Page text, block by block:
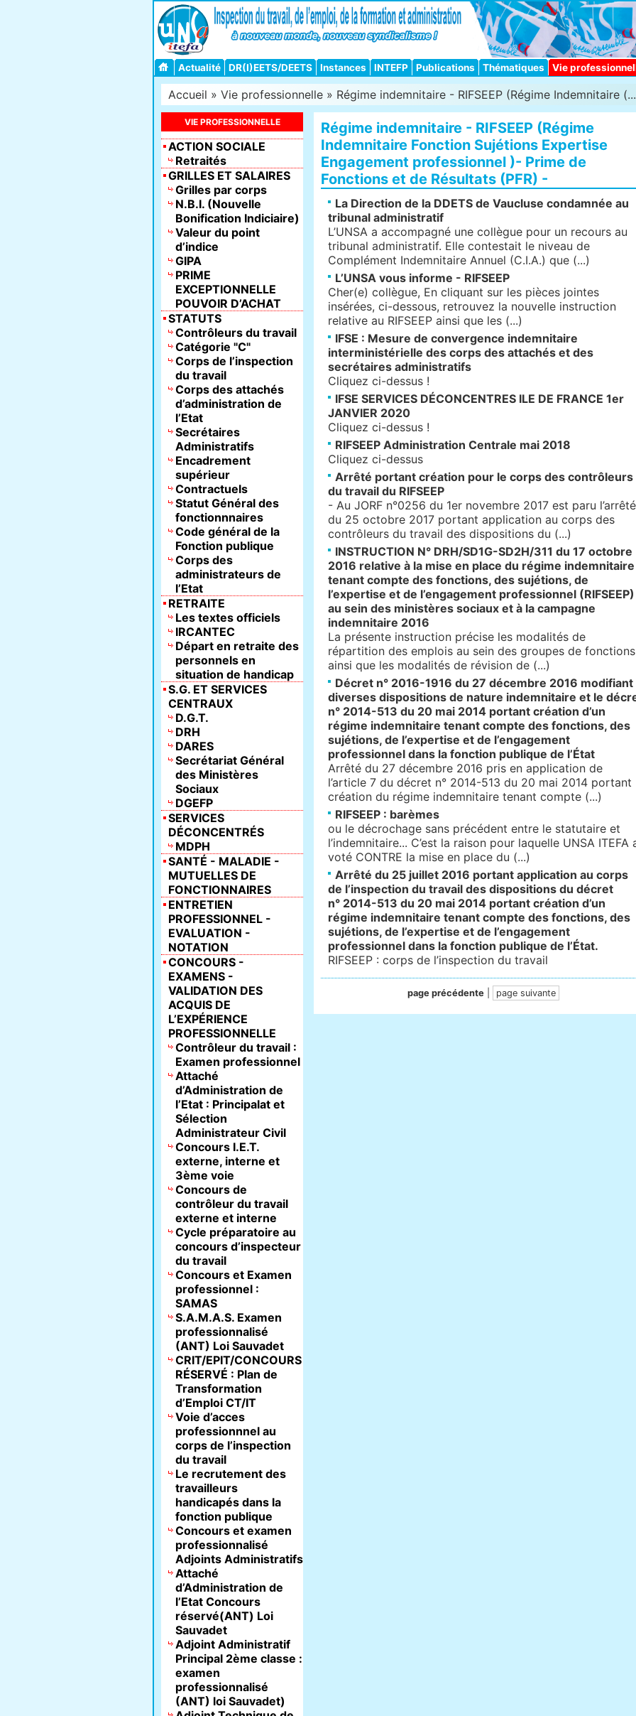
Actualité DR(I)EETS/DEETS Instances INTEFP Publications Thématiques Vie
Accueil » Vie professionnelle » Régime indemnitaire - RIFSEEP (Régime Indemnitaire
Régime indemnitaire - RIFSEEP (Régime
Indemnitaire Fonction Sujétions Expertise
Engagement professionnel )- Prime de
Fonctions et de Résultats (PFR) -
La Direction de la DDETS de Vaucluse condamnée au
tribunal administratif
L’UNSA a accompagné une collègue pour un recours au
tribunal administratif. Elle contestait le niveau de
Complément Indemnitaire Annuel (C.I.A.) que (...)
L’UNSA vous informe - RIFSEEP
Cher(e) collègue, En cliquant sur les pièces jointes
insérées, ci-dessous, retrouvez la nouvelle instruction
relative au RIFSEEP ainsi que les (...)
IFSE : Mesure de convergence indemnitaire
interministérielle des corps des attachés et des
secrétaires administratifs
Cliquez ci-dessus !
IFSE SERVICES DÉCONCENTRES ILE DE FRANCE 1er
JANVIER 2020
Cliquez ci-dessus !
RIFSEEP Administration Centrale mai 2018
Cliquez ci-dessus
Arrêté portant création pour le corps des contrôleurs
du travail du RIFSEEP
- Au JORF n°0256 du 1er novembre 2017 est paru l’arrêté
du 25 octobre 2017 portant application au corps des
contrôleurs du travail des dispositions du (...)
INSTRUCTION N° DRH/SD1G-SD2H/311 du 17 octobre
2016 relative à la mise en place du régime indemnitaire
tenant compte des fonctions, des sujétions, de
l’expertise et de l’engagement professionnel (RIFSEEP)
au sein des ministères sociaux et à la campagne
indemnitaire 2016
La présente instruction précise les modalités de
répartition des emplois au sein des groupes de fonctions
ainsi que les modalités de révision de (...)
Décret n° 2016-1916 du 27 décembre 2016 modifiant
diverses dispositions de nature indemnitaire et le
n° 2014-513 du 20 mai 2014 portant création d’un
régime indemnitaire tenant compte des fonctions, des
sujétions, de l’expertise et de l’engagement
professionnel dans la fonction publique de l’État
Arrêté du 27 décembre 2016 pris en application de
l’article 7 du décret n° 2014-513 du 20 mai 2014 portant
création du régime indemnitaire tenant compte (...)
RIFSEEP : barèmes
ou le décrochage sans précédent entre le statutaire et
l’indemnitaire... C’est la raison pour laquelle UNSA ITEFA
voté CONTRE la mise en place du (...)
Arrêté du 25 juillet 2016 portant application au corps
de l’inspection du travail des dispositions du décret
n° 2014-513 du 20 mai 2014 portant création d’un
régime indemnitaire tenant compte des fonctions, des
sujétions, de l’expertise et de l’engagement
professionnel dans la fonction publique de l’État.
RIFSEEP : corps de l’inspection du travail
page précédente| page suivante
VIE PROFESSIONNELLE
ACTION SOCIALE
Retraités
GRILLES ET SALAIRES
Grilles par corps
N.B.I. (Nouvelle
Bonification Indiciaire)
Valeur du point
d’indice
GIPA
PRIME
EXCEPTIONNELLE
POUVOIR D’ACHAT
STATUTS
Contrôleurs du travail
Catégorie "C"
Corps de l’inspection
du travail
Corps des attachés
d’administration de
l’Etat
Secrétaires
Administratifs
Encadrement
supérieur
Contractuels
Statut Général des
fonctionnnaires
Code général de la
Fonction publique
Corps des
administrateurs de
l’Etat
RETRAITE
Les textes officiels
IRCANTEC
Départ en retraite des
personnels en
situation de handicap
S.G. ET SERVICES
CENTRAUX
D.G.T.
DRH
DARES
Secrétariat Général
des Ministères
Sociaux
DGEFP
SERVICES
DÉCONCENTRÉS
MDPH
SANTÉ - MALADIE -
MUTUELLES DE
FONCTIONNAIRES
ENTRETIEN
PROFESSIONNEL -
EVALUATION -
NOTATION
CONCOURS -
EXAMENS -
VALIDATION DES
ACQUIS DE
L’EXPÉRIENCE
PROFESSIONNELLE
Contrôleur du travail :
Examen professionnel
Attaché
d’Administration de
l’Etat : Principalat et
Sélection
Administrateur Civil
Concours I.E.T.
externe, interne et
3ème voie
Concours de
contrôleur du travail
externe et interne
Cycle préparatoire au
concours d’inspecteur
du travail
Concours et Examen
professionnel :
SAMAS
S.A.M.A.S. Examen
professionnalisé
(ANT) Loi Sauvadet
CRIT/EPIT/CONCOURS
RÉSERVÉ : Plan de
Transformation
d’Emploi CT/IT
Voie d’acces
professionnnel au
corps de l’inspection
du travail
Le recrutement des
travailleurs
handicapés dans la
fonction publique
Concours et examen
professionnalisé
Adjoints Administratifs
Attaché
d’Administration de
l’Etat Concours
réservé(ANT) Loi
Sauvadet
Adjoint Administratif
Principal 2ème classe :
examen
professionnalisé
(ANT) loi Sauvadet)